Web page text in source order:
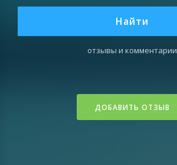
Найти
отзывы и комментарии
ДОБАВИТЬ ОТЗЫВ